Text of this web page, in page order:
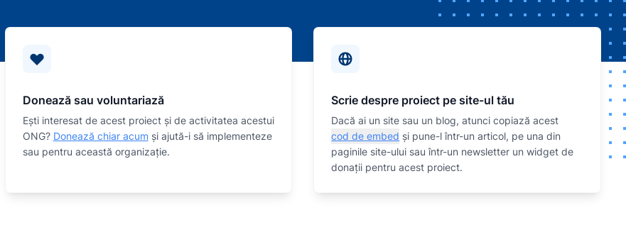
Donează sau voluntariază
Eşti interesat de acest proiect și de activitatea acestui
ONG? Donează chiar acum și ajută-i să implementeze
sau pentru această organizaţie.
Scrie despre proiect pe site-ul tău
Dacă ai un site sau un blog, atunci copiază acest
cod de embed și pune-l într-un articol, pe una din
paginile site-ului sau într-un newsletter un widget de
donații pentru acest proiect.